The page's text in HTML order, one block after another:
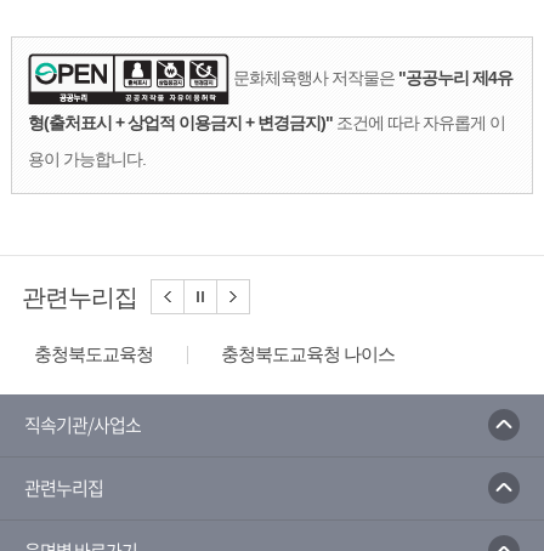
문화체육행사 저작물은 "공공누리 제4유
형(출처표시 + 상업적 이용금지 + 변경금지)"조건에 따라 자유롭게 이
용이 가능합니다.
관련누리집
충청북도교육청
충청북도교육청 나이스
충북유아교육진흥원
국민체육진흥공단
직속기관/사업소
관련누리집